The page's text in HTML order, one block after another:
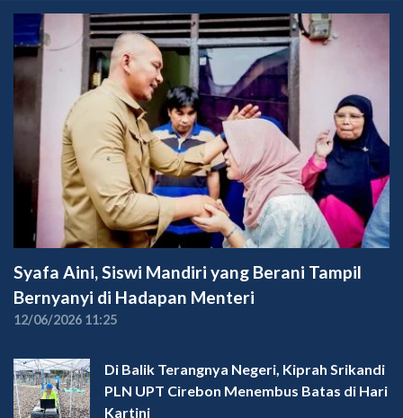
Syafa Aini, Siswi Mandiri yang Berani Tampil
Bernyanyi di Hadapan Menteri
12/06/2026 11:25
Di Balik Terangnya Negeri, Kiprah Srikandi
PLN UPT Cirebon Menembus Batas di Hari
Kartini